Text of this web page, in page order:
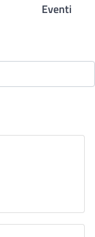
Eventi
-